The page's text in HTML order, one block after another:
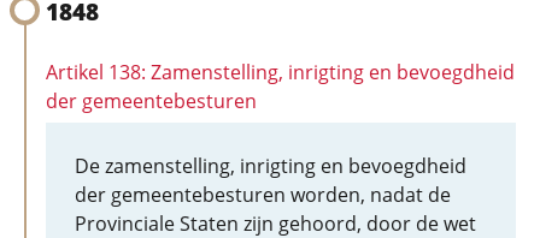
1848
Artikel 138: Zamenstelling, inrigting en bevoegdheid
der gemeentebesturen
De zamenstelling, inrigting en bevoegdheid
der gemeentebesturen worden, nadat de
Provinciale Staten zijn gehoord, door de wet